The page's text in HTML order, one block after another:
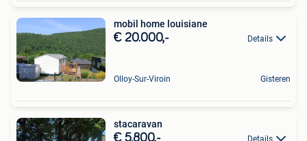
mobil home louisiane
€ 20.000,- Details
Olloy-Sur-Viroin Gisteren
stacaravan
€ 5.800,- Details